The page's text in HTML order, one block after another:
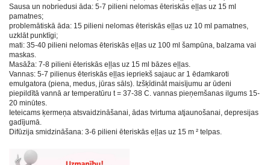
Sausa un nobriedusi āda: 5-7 pilieni nelomas ēteriskās eļļas uz 15 ml
pamatnes;
problemātiskā āda: 15 pilieni nelomas ēteriskās eļļas uz 10 ml pamatnes,
uzklāt punktīgi;
mati: 35-40 pilieni nelomas ēteriskās eļļas uz 100 ml šampūna, balzama vai
maskas.
Masāža: 7-8 pilieni ēteriskās eļļas uz 15 ml bāzes eļļas.
Vannas: 5-7 pilienus ēteriskās eļļas iepriekš sajauc ar 1 ēdamkaroti
emulgatora (piena, medus, jūras sāls). Izšķīdināt maisījumu ar ūdeni
piepildītā vannā ar temperatūru t = 37-38 C. vannas pieņemšanas ilgums 15-
20 minūtes.
Ieteicams ķermeņa atsvaidzināšanai, ādas tvirtuma atjaunošanai, depresijas
gadījumā.
Difūzija smidzināšana: 3-6 pilieni ēteriskās eļļas uz 15 m ² telpas.